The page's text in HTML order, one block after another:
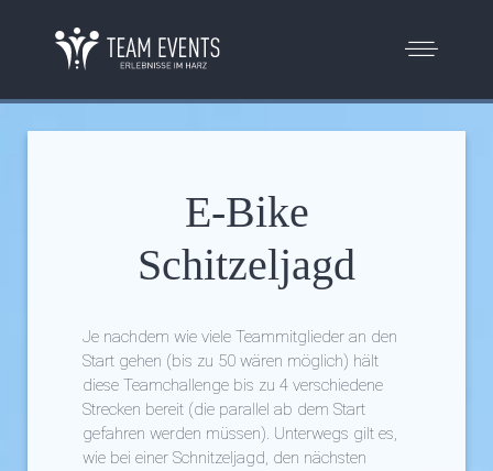
E-Bike
Schitzeljagd
Je nachdem wie viele Teammitglieder an den
Start gehen (bis zu 50 wären möglich) hält
diese Teamchallenge bis zu 4 verschiedene
Strecken bereit (die parallel ab dem Start
gefahren werden müssen). Unterwegs gilt es,
wie bei einer Schnitzeljagd, den nächsten